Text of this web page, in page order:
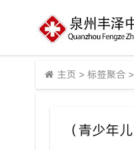
主页 > 标签聚合 >
（青少年